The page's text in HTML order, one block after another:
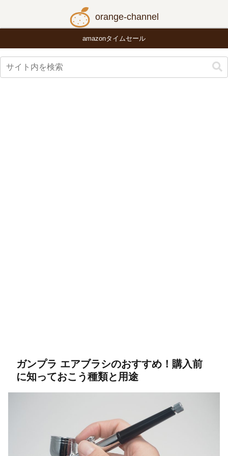
orange-channel
amazonタイムセール
ガンプラ エアブラシのおすすめ！購入前
に知っておこう種類と用途